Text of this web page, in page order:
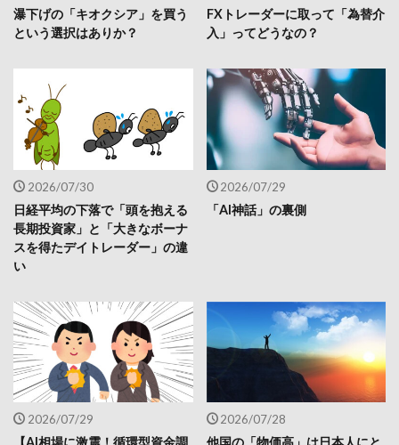
瀑下げの「キオクシア」を買う
という選択はありか？
FXトレーダーに取って「為替介
入」ってどうなの？
2026/07/30
日経平均の下落で「頭を抱える
長期投資家」と「大きなボーナ
スを得たデイトレーダー」の違
い
2026/07/29
「AI神話」の裏側
2026/07/29 2026/07/28